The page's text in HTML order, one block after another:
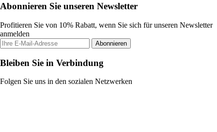
Abonnieren Sie unseren Newsletter
Profitieren Sie von 10% Rabatt, wenn Sie sich für unseren Newsletter
anmelden
Abonnieren
Bleiben Sie in Verbindung
Folgen Sie uns in den sozialen Netzwerken